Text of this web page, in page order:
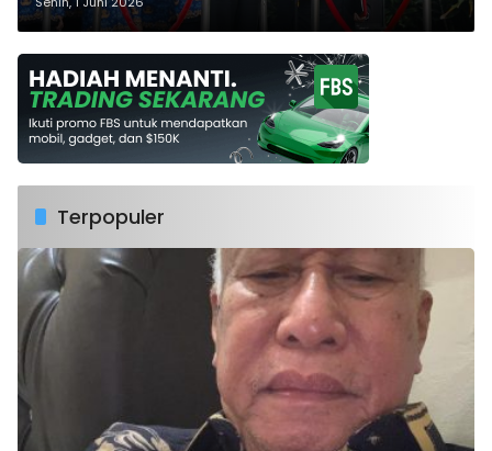
Terpopuler